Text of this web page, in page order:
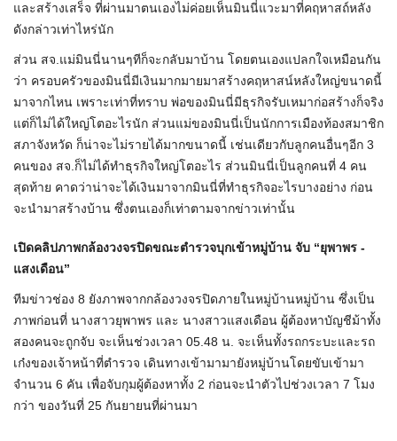
และสร้างเสร็จ ที่ผ่านมาตนเองไม่ค่อยเห็นมินนี่แวะมาที่คฤหาสถ์หลัง
ดังกล่าวเท่าไหร่นัก
ส่วน สจ.แม่มินนี่นานๆทีก็จะกลับมาบ้าน โดยตนเองแปลกใจเหมือนกัน
ว่า ครอบครัวของมินนี่มีเงินมากมายมาสร้างคฤหาสน์หลังใหญ่ขนาดนี้
มาจากไหน เพราะเท่าที่ทราบ พ่อของมินนี่มีธุรกิจรับเหมาก่อสร้างก็จริง
แต่ก็ไม่ได้ใหญ่โตอะไรนัก ส่วนแม่ของมินนี่เป็นนักการเมืองท้องสมาชิก
สภาจังหวัด ก็น่าจะไม่รายได้มากขนาดนี้ เช่นเดียวกับลูกคนอื่นๆอีก 3
คนของ สจ.ก็ไม่ได้ทำธุรกิจใหญ่โตอะไร ส่วนมินนี่เป็นลูกคนที่ 4 คน
สุดท้าย คาดว่าน่าจะได้เงินมาจากมินนี่ที่ทำธุรกิจอะไรบางอย่าง ก่อน
จะนำมาสร้างบ้าน ซึ่งตนเองก็เท่าตามจากข่าวเท่านั้น
เปิดคลิปภาพกล้องวงจรปิดขณะตำรวจบุกเข้าหมู่บ้าน จับ “ยุพาพร -
แสงเดือน”
ทีมข่าวช่อง 8 ยังภาพจากกล้องวงจรปิดภายในหมู่บ้านหมู่บ้าน ซึ่งเป็น
ภาพก่อนที่ นางสาวยุพาพร และ นางสาวแสงเดือน ผู้ต้องหาบัญชีม้าทั้ง
สองคนจะถูกจับ จะเห็นช่วงเวลา 05.48 น. จะเห็นทั้งรถกระบะและรถ
เก๋งของเจ้าหน้าที่ตำรวจ เดินทางเข้ามามายังหมู่บ้านโดยขับเข้ามา
จำนวน 6 คัน เพื่อจับกุมผู้ต้องหาทั้ง 2 ก่อนจะนำตัวไปช่วงเวลา 7 โมง
กว่า ของวันที่ 25 กันยายนที่ผ่านมา